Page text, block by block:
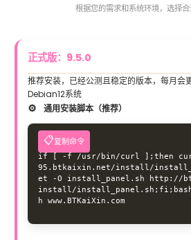
根据您的需求和系统环境，选择
正式版：9.5.0
推荐安装，已经公测且稳定的版本，每月会
Debian12系统
通用安装脚本（推荐）
复制命令
if [ -f /usr/bin/curl ];then
95.btkaixin.net/install/
et -O install_panel.sh http://
install/
h www.BTKaiXin.com